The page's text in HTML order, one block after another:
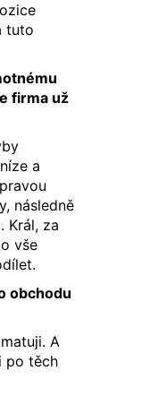
tuto
firma už
a
následně
Král, za
vše
obchodu
A
po těch